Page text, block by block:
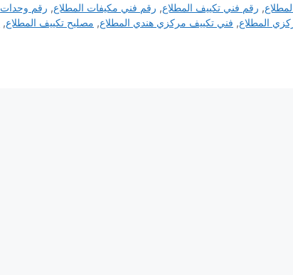
, رقم فني تكييف المطلاع, رقم فني مكيفات المطلاع, رقم وحدات
المطلاع, فني تكييف مركزي هندي المطلاع, مصليح تكييف المطلاع,